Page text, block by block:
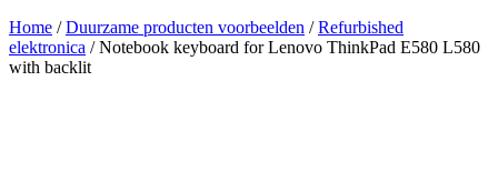
Home /Duurzame producten voorbeelden /Refurbished
elektronica / Notebook keyboard for Lenovo ThinkPad E580 L580
with backlit